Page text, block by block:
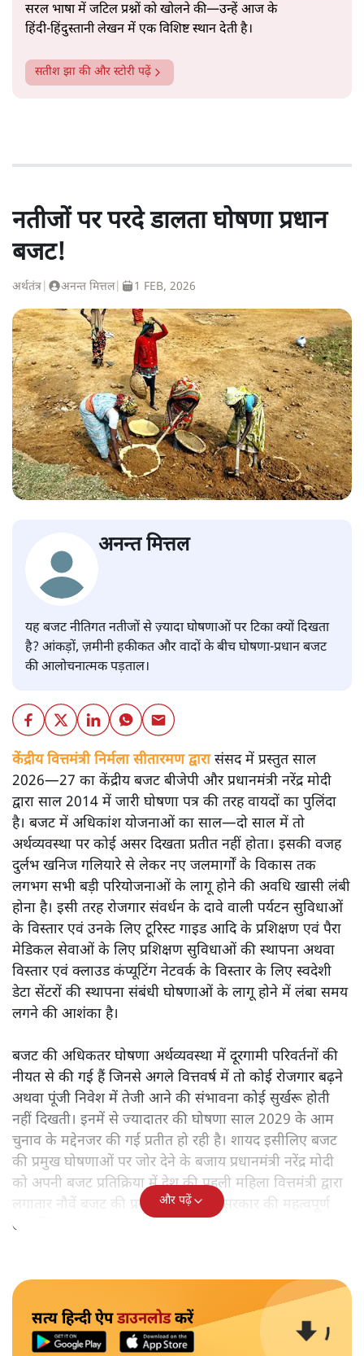
सरल भाषा में जटिल प्रश्नों को खोलने की—उन्हें आज के
हिंदी‑हिंदुस्तानी लेखन में एक विशिष्ट स्थान देती है।
सतीश झा की और स्टोरी पढ़ें
नतीजों पर परदे डालता घोषणा प्रधान
बजट!
अर्थतंत्र अनन्त मित्तल| 1 FEB, 2026
अनन्त मित्तल
यह बजट नीतिगत नतीजों से ज़्यादा घोषणाओं पर टिका क्यों दिखता
है? आंकड़ों, ज़मीनी हकीकत और वादों के बीच घोषणा-प्रधान बजट
की आलोचनात्मक पड़ताल।
केंद्रीय वित्तमंत्री निर्मला सीतारमण द्वारासंसद में प्रस्तुत साल
2026—27 का केंद्रीय बजट बीजेपी और प्रधानमंत्री नरेंद्र मोदी
द्वारा साल 2014 में जारी घोषणा पत्र की तरह वायदों का पुलिंदा
है। बजट में अधिकांश योजनाओं का साल—दो साल में तो
अर्थव्यवस्था पर कोई असर दिखता प्रतीत नहीं होता। इसकी वजह
दुर्लभ खनिज गलियारे से लेकर नए जलमार्गों के विकास तक
लगभग सभी बड़ी परियोजनाओं के लागू होने की अवधि खासी लंबी
होना है। इसी तरह रोजगार संवर्धन के दावे वाली पर्यटन सुविधाओं
के विस्तार एवं उनके लिए टूरिस्ट गाइड आदि के प्रशिक्षण एवं पैरा
मेडिकल सेवाओं के लिए प्रशिक्षण सुविधाओं की स्थापना अथवा
विस्तार एवं क्लाउड कंप्यूटिंग नेटवर्क के विस्तार के लिए स्वदेशी
डेटा सेंटरों की स्थापना संबंधी घोषणाओं के लागू होने में लंबा समय
लगने की आशंका है।
बजट की अधिकतर घोषणा अर्थव्यवस्था में दूरगामी परिवर्तनों की
नीयत से की गई हैं जिनसे अगले वित्तवर्ष में तो कोई रोजगार बढ़ने
अथवा पूंजी निवेश में तेजी आने की संभावना कोई सुर्खरू होती
नहीं दिखती। इनमें से ज्यादातर की घोषणा साल 2029 के आम
चुनाव के मद्देनजर की गई प्रतीत हो रही है। शायद इसीलिए बजट
की प्रमुख घोषणाओं पर जोर देने के बजाय प्रधानमंत्री नरेंद्र मोदी
को अपनी बजट प्रतिक्रिया में देश की पहली महिला वित्तमंत्री द्वारा
लगातार नौवें बजट की प्रस्तुति को अपनी सरकार की महत्वपूर्ण
उपलब्धि बताने पर मजबूर होना पड़ा।
और पढ़ें
सत्य हिन्दी ऐपडाउनलोडकरें